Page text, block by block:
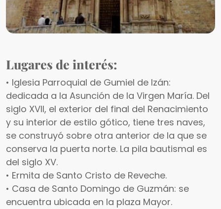
Lugares de interés:
• Iglesia Parroquial de Gumiel de Izán:
dedicada a la Asunción de la Virgen María. Del
siglo XVII, el exterior del final del Renacimiento
y su interior de estilo gótico, tiene tres naves,
se construyó sobre otra anterior de la que se
conserva la puerta norte. La pila bautismal es
del siglo XV.
• Ermita de Santo Cristo de Reveche.
• Casa de Santo Domingo de Guzmán: se
encuentra ubicada en la plaza Mayor.